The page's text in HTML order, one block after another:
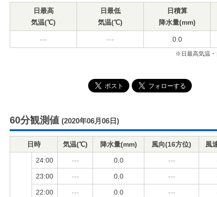
日最高
気温(℃)
日最低
気温(℃)
日積算
降水量(mm)
--- --- 0.0
※日最高気温・
60分観測値 (2020年06月06日)
日時 気温(℃) 降水量(mm) 風向(16方位) 風
24:00 --- 0.0 ---
23:00 --- 0.0 ---
22:00 --- 0.0 ---